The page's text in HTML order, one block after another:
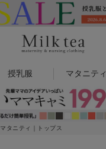
授乳服 マタニティ
マタニティ｜トップス